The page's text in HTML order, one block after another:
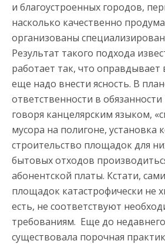
и благоустроенных городов,
насколько качественно
организованы
Результат такого подхода
работает так, что оправдывает
еще надо внести ясность. В
ответственности в
говоря канцелярским языком,
мусора на полигоне, установка
строительство площадок для
бытовых отходов
абонентской платы. Кстати,
площадок катастрофически не
есть, не соответствуют
требованиям. Еще до
существовала порочная